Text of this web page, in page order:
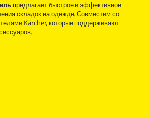
предлагает быстрое и эффективное
складок на одежде. Совместим со
Kärcher, которые поддерживают